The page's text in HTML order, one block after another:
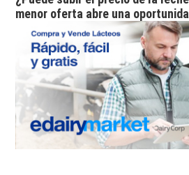
menor oferta abre una